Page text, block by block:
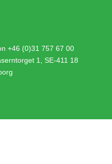
+46 (0)31 757 67 00
1, SE-411 18